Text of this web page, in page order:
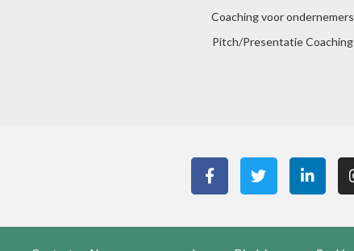
Coaching voor ondernemers
Pitch/Presentatie Coaching